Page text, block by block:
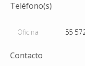
Teléfono(s)
Oficina 55
Contacto